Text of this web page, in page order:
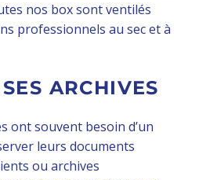
nos box sont ventilés
professionnels au sec et à
ARCHIVES
ont souvent besoin d’un
leurs documents
ou archives